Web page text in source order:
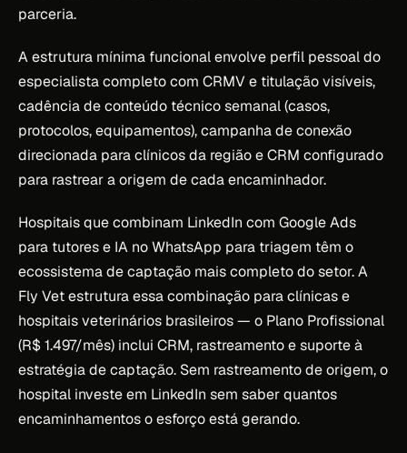
parceria.
A estrutura mínima funcional envolve perfil pessoal do
especialista completo com CRMV e titulação visíveis,
cadência de conteúdo técnico semanal (casos,
protocolos, equipamentos), campanha de conexão
direcionada para clínicos da região e CRM configurado
para rastrear a origem de cada encaminhador.
Hospitais que combinam LinkedIn com Google Ads
para tutores e IA no WhatsApp para triagem têm o
ecossistema de captação mais completo do setor. A
Fly Vet estrutura essa combinação para clínicas e
hospitais veterinários brasileiros — o Plano Profissional
(R$ 1.497/mês) inclui CRM, rastreamento e suporte à
estratégia de captação. Sem rastreamento de origem, o
hospital investe em LinkedIn sem saber quantos
encaminhamentos o esforço está gerando.